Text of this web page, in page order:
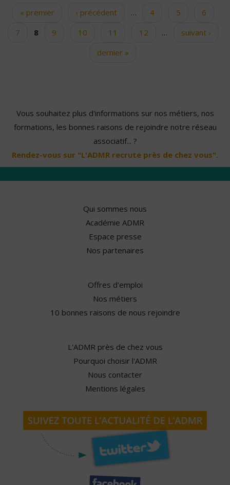
Pages« premier ‹ précédent … 4 5
6
7
8 9 10 11 12 …
suivant ›
dernier »
Vous souhaitez plus d'informations sur nos métiers, nos
formations, les bonnes raisons de rejoindre notre réseau
associatif... ?
Rendez-vous sur "L'ADMR recrute près de chez vous".
Qui sommes nous
Académie ADMR
Espace presse
Nos partenaires
Offres d'emploi
Nos métiers
10 bonnes raisons de nous rejoindre
L'ADMR près de chez vous
Pourquoi choisir l'ADMR
Nous contacter
Mentions légales